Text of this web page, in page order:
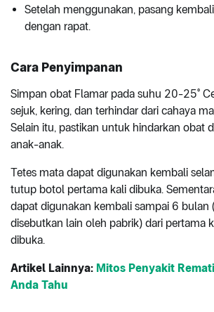
Setelah menggunakan, pasang
dengan rapat.
Cara Penyimpanan
Simpan obat Flamar pada suhu 20-25°
sejuk, kering, dan terhindar dari cahaya
Selain itu, pastikan untuk hindarkan obat
anak-anak.
Tetes mata dapat digunakan kembali
tutup botol pertama kali dibuka.
dapat digunakan kembali sampai 6 bulan
disebutkan lain oleh pabrik) dari pertama
dibuka.
Artikel Lainnya: Mitos Penyakit
Anda Tahu